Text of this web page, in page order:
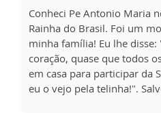
Conheci Pe Antonio Maria
Rainha do Brasil. Foi um
minha família! Eu lhe
coração, quase que todos
em casa para participar da
eu o vejo pela telinha!".